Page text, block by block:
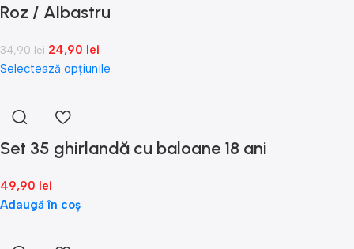
Roz / Albastru
34,90lei 24,90 lei
Selectează opțiunile
Set 35 ghirlandă cu baloane 18 ani
49,90 lei
Adaugă în coș